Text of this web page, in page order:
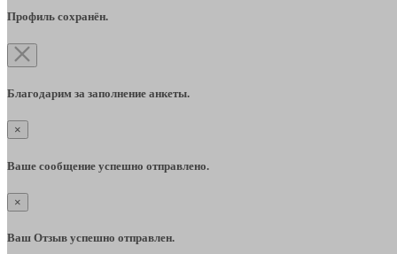
Профиль сохранён.
Благодарим за заполнение анкеты.
×
Ваше сообщение успешно отправлено.
×
Ваш Отзыв успешно отправлен.